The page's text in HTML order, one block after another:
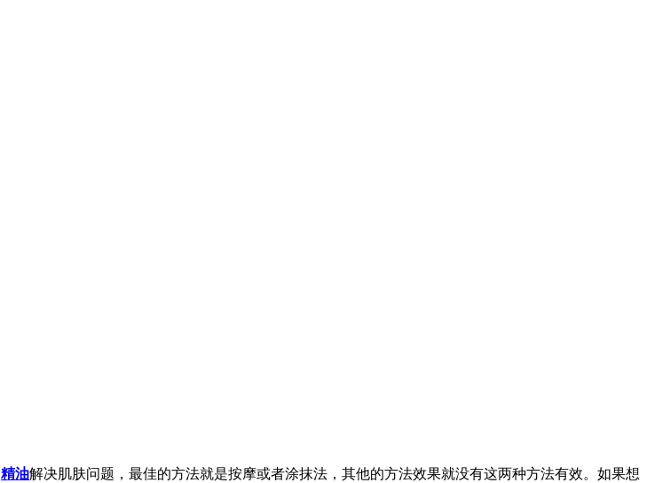
精油解决肌肤问题，最佳的方法就是按摩或者涂抹法，其他的方法效果就没有这两种方法有效。 如果想